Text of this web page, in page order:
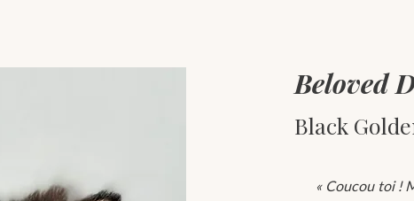
Beloved
Black
« Coucou toi !